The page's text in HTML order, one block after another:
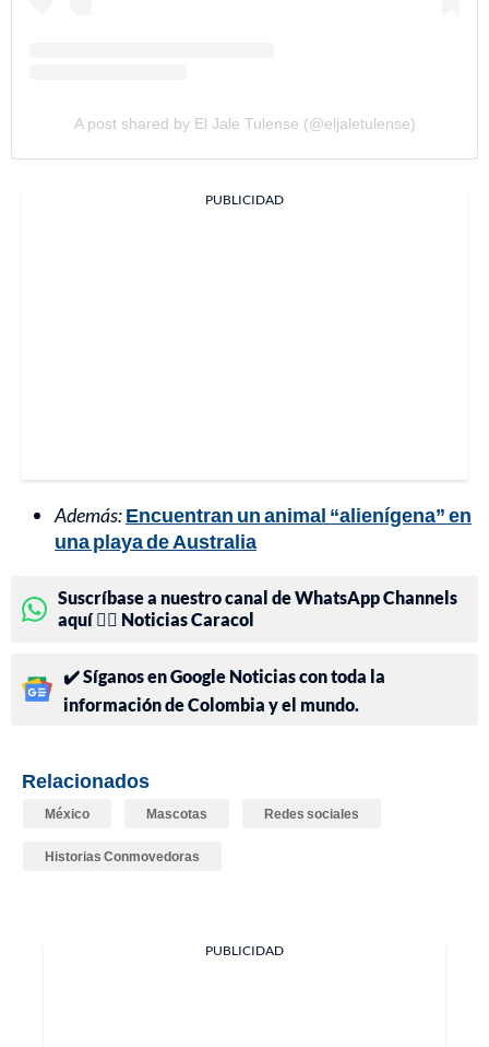
A post shared by El Jale Tulense (@eljaletulense)
PUBLICIDAD
Además:Encuentran un animal “alienígena” en
una playa de Australia
Suscríbase a nuestro canal de WhatsApp Channels
aquí 👉🏻 Noticias Caracol
✔️ Síganos en Google Noticias con toda la
información de Colombia y el mundo.
Relacionados
México Mascotas Redes sociales
Historias Conmovedoras
PUBLICIDAD